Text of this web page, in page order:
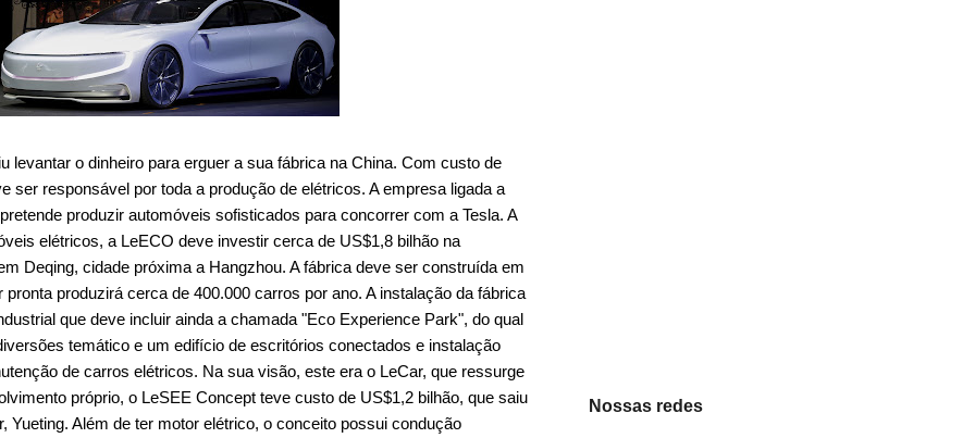
Nossas redes
levantar o dinheiro para erguer a sua fábrica na China. Com custo de
ser responsável por toda a produção de elétricos. A empresa ligada a
produzir automóveis sofisticados para concorrer com a Tesla. A
elétricos, a LeECO deve investir cerca de US$1,8 bilhão na
Deqing, cidade próxima a Hangzhou. A fábrica deve ser construída em
produzirá cerca de 400.000 carros por ano. A instalação da fábrica
que deve incluir ainda a chamada "Eco Experience Park", do qual
temático e um edifício de escritórios conectados e instalação
de carros elétricos. Na sua visão, este era o LeCar, que ressurge
próprio, o LeSEE Concept teve custo de US$1,2 bilhão, que saiu
Yueting. Além de ter motor elétrico, o conceito possui condução